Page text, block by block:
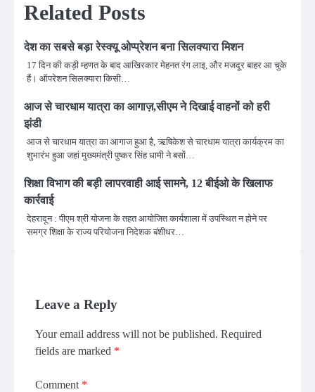
Related Posts
देश का सबसे बड़ा रेस्क्यू ओप्प्रेशन बना सिलक्यारा मिशन
17 दिन की कड़ी म्हणत के बाद आखिरकार मेहनत रंग लाइ, और मजदूर बाहर आ चुके
हैं। ऑपरेशन सिलक्यारा किसी…
आज से चारधाम यात्रा का आगाज़,सीएम ने दिखाई वाहनों को हरी
झंडी
आज से चारधाम यात्रा का आगाज हुआ है, ऋषिकेश से चारधाम यात्रा कार्यक्रम का
शुभारंभ हुआ जहां मुख्यमंत्री पुष्कर सिंह धामी ने बसों…
शिक्षा विभाग की बड़ी लापरवाही आई सामने, 12 बीईओ के खिलाफ
कार्रवाई
देहरादून : पीएम श्री योजना के तहत आयोजित कार्यशाला में उपस्थित न होने पर
समग्र शिक्षा के राज्य परियोजना निदेशक बंशीधर…
Leave a Reply
Your email address will not be published. Required
fields are marked *
Comment *